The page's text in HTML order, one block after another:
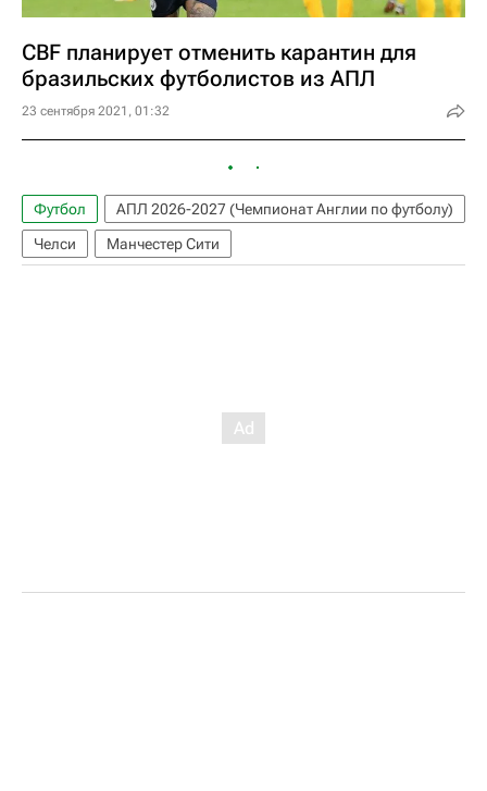
CBF планирует отменить карантин для
бразильских футболистов из АПЛ
23 сентября 2021, 01:32
Футбол
АПЛ 2026-2027 (Чемпионат Англии по футболу)
Челси
Манчестер Сити